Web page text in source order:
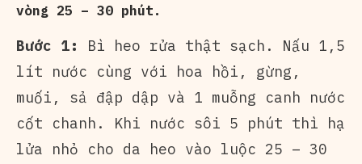
vòng 25 – 30 phút.
Bước 1:
Bì heo rửa thật sạch. Nấu 1,5
lít nước cùng với hoa hồi, gừng,
muối, sả đập dập và 1 muỗng canh nước
cốt chanh. Khi nước sôi 5 phút thì hạ
lửa nhỏ cho da heo vào luộc 25 – 30